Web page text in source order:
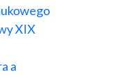
XIX
a